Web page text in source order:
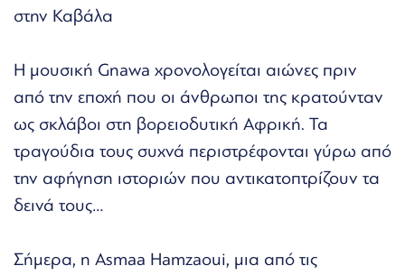
στην Καβάλα
Η μουσική Gnawa χρονολογείται αιώνες πριν
από την εποχή που οι άνθρωποι της κρατούνταν
ως σκλάβοι στη βορειοδυτική Αφρική. Τα
τραγούδια τους συχνά περιστρέφονται γύρω από
την αφήγηση ιστοριών που αντικατοπτρίζουν τα
δεινά τους…
Σήμερα, η Asmaa Hamzaoui, μια από τις